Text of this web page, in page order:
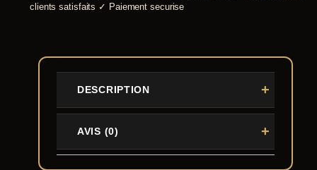
clients satisfaits ✓ Paiement securise
DESCRIPTION
AVIS (0)